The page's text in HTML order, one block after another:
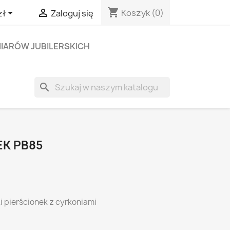
  Zaloguj się shopping_cart Koszyk (0)
JUBILERSKICH
search
PB85
pierścionek z cyrkoniami